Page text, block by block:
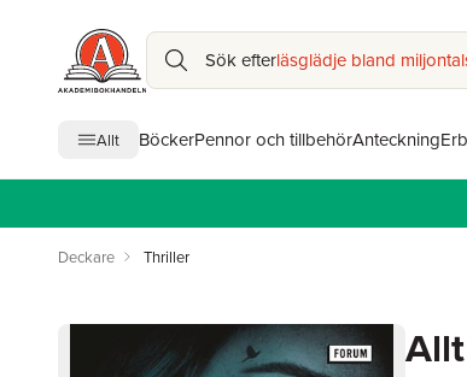
Sök efterläsglädje bland
Allt BöckerPennor och tillbehörAnteckning
Deckare Thriller